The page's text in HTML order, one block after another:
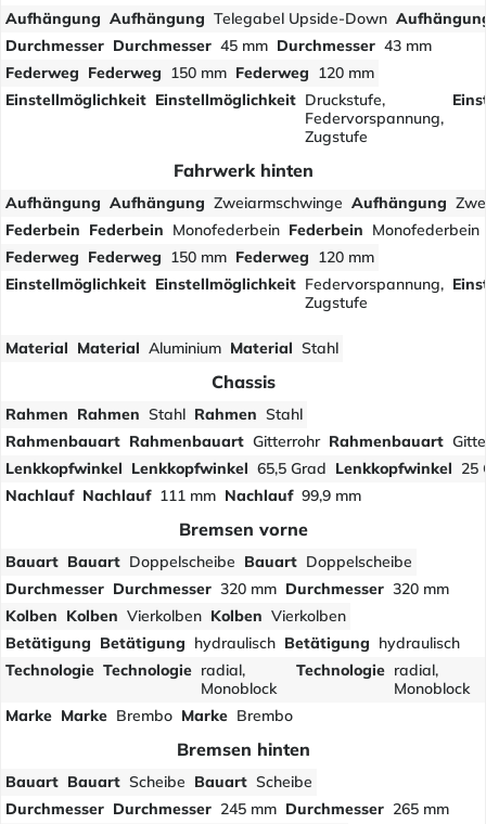
Aufhängung Aufhängung Telegabel Upside-Down
Durchmesser Durchmesser 45 mm Durchmesser 43 mm
Federweg Federweg 150 mm Federweg 120 mm
Einstellmöglichkeit Einstellmöglichkeit Druckstufe,
Federvorspannung,
Zugstufe
Fahrwerk hinten
Aufhängung Aufhängung Zweiarmschwinge Aufhängung
Federbein Federbein Monofederbein Federbein Monofederbein
Federweg Federweg 150 mm Federweg 120 mm
Einstellmöglichkeit Einstellmöglichkeit Federvorspannung,
Zugstufe
Material Material Aluminium Material Stahl
Chassis
Rahmen Rahmen Stahl Rahmen Stahl
Rahmenbauart Rahmenbauart Gitterrohr Rahmenbauart
Lenkkopfwinkel Lenkkopfwinkel 65,5 Grad Lenkkopfwinkel 25
Nachlauf Nachlauf 111 mm Nachlauf 99,9 mm
Bremsen vorne
Bauart Bauart Doppelscheibe Bauart Doppelscheibe
Durchmesser Durchmesser 320 mm Durchmesser 320 mm
Kolben Kolben Vierkolben Kolben Vierkolben
Betätigung Betätigung hydraulisch Betätigung hydraulisch
Technologie Technologie radial,
Monoblock
Technologie radial,
Monoblock
Marke Marke Brembo Marke Brembo
Bremsen hinten
Bauart Bauart Scheibe Bauart Scheibe
Durchmesser Durchmesser 245 mm Durchmesser 265 mm